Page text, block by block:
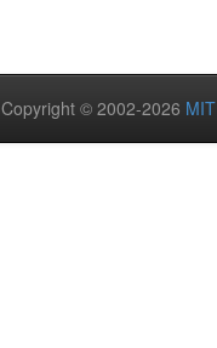
Copyright © 2002-2026 MIT